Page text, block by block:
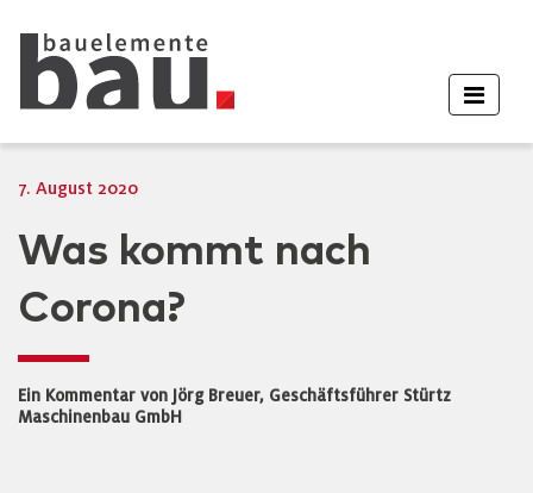
7. August 2020
Was kommt nach
Corona?
Ein Kommentar von Jörg Breuer, Geschäftsführer Stürtz
Maschinenbau GmbH